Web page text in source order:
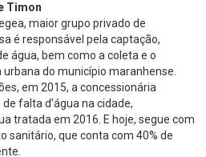
Timon
maior grupo privado de
é responsável pela captação,
água, bem como a coleta e o
do município maranhense.
em 2015, a concessionária
falta d’água na cidade,
tratada em 2016. E hoje, segue com
sanitário, que conta com 40% de